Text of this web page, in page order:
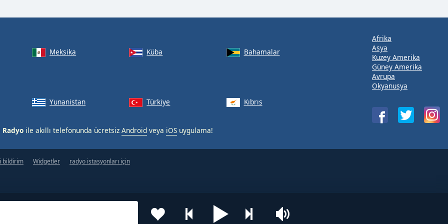
Meksika Küba
Bahamalar
Yunanistan Türkiye Kıbrıs
ile akıllı telefonunda ücretsiz Android veya iOS uygulama!
Afrika
Asya
Kuzey Amerika
Güney Amerika
Avrupa
Okyanusya
bildirim Widgetler radyo istasyonları için